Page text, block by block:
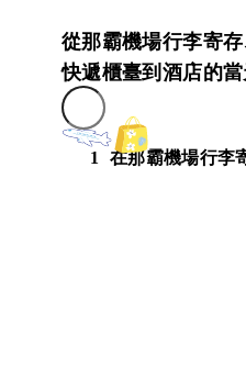
從那霸機場行李寄存
快遞櫃臺到酒店的
1 在那霸機場行李